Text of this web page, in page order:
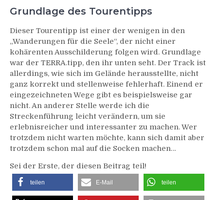
Grundlage des Tourentipps
Dieser Tourentipp ist einer der wenigen in den
„Wanderungen für die Seele“, der nicht einer
kohärenten Ausschilderung folgen wird. Grundlage
war der TERRA.tipp, den ihr unten seht. Der Track ist
allerdings, wie sich im Gelände herausstellte, nicht
ganz korrekt und stellenweise fehlerhaft. Einend er
eingezeichneten Wege gibt es beispielsweise gar
nicht. An anderer Stelle werde ich die
Streckenführung leicht verändern, um sie
erlebnisreicher und interessanter zu machen. Wer
trotzdem nicht warten möchte, kann sich damit aber
trotzdem schon mal auf die Socken machen…
Sei der Erste, der diesen Beitrag teil!
teilen E-Mail teilen